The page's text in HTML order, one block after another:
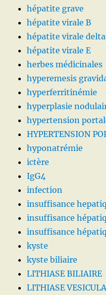
hépatite grave
hépatite virale B
hépatite virale delta
hépatite virale E
herbes médicinales
hyperemesis
hyperferritinémie
hyperplasie
hypertension
HYPERTENSION
hyponatrémie
ictère
IgG4
infection
insuffisance
insuffisance
insuffisance
kyste
kyste biliaire
LITHIASE BILIAIRE
LITHIASE